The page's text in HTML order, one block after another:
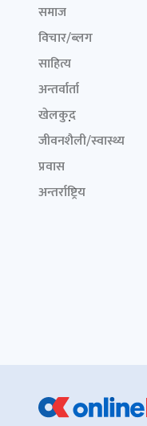
समाज
विचार/ब्लग
साहित्य
अन्तर्वार्ता
खेलकुद़़
जीवनशैली/स्वास्थ्य
प्रवास
अन्तर्राष्ट्रिय